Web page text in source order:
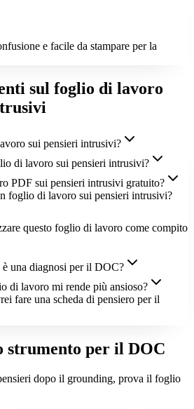
e facile da stampare per la
sul foglio di lavoro
sui pensieri intrusivi?
di lavoro sui pensieri intrusivi?
PDF sui pensieri intrusivi gratuito?
foglio di lavoro sui pensieri intrusivi?
questo foglio di lavoro come compito
una diagnosi per il DOC?
di lavoro mi rende più ansioso?
fare una scheda di pensiero per il
strumento per il DOC
dopo il grounding, prova il foglio